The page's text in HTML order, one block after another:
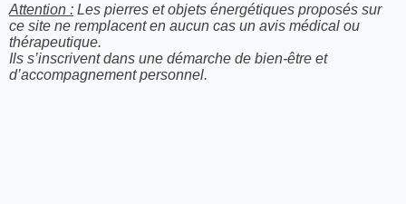
Attention : Les pierres et objets énergétiques proposés sur
ce site ne remplacent en aucun cas un avis médical ou
thérapeutique.
Ils s’inscrivent dans une démarche de bien-être et
d’accompagnement personnel.